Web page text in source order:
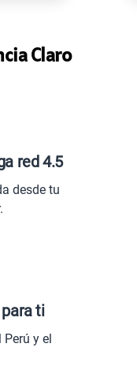
Claro
red 4.5
desde tu
ti
y el